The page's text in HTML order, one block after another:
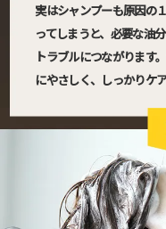
実はシャンプーも原因の
ってしまうと、必要な油
トラブルにつながります
にやさしく、しっかりケ